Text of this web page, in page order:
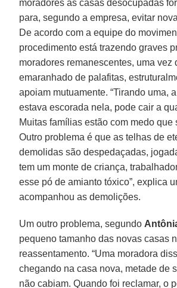
moradores as casas desocupadas
para, segundo a empresa, evitar
De acordo com a equipe do
procedimento está trazendo graves
moradores remanescentes, uma vez
emaranhado de palafitas,
apoiam mutuamente. “Tirando uma,
estava escorada nela, pode cair a
Muitas famílias estão com medo que
Outro problema é que as telhas de
demolidas são despedaçadas,
tem um monte de criança,
esse pó de amianto tóxico”, explica
acompanhou as demolições.
Um outro problema, segundo
pequeno tamanho das novas casas
reassentamento. “Uma moradora
chegando na casa nova, metade de
não cabiam. Quando foi reclamar, o